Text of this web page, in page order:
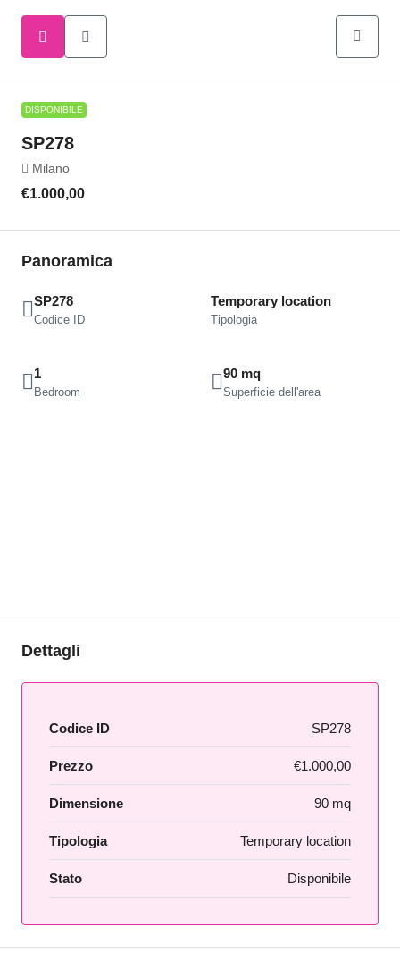
DISPONIBILE
SP278
Milano
€1.000,00
Panoramica
SP278
Codice ID
Temporary location
Tipologia
1
Bedroom
90 mq
Superficie dell'area
Dettagli
Codice ID SP278
Prezzo €1.000,00
Dimensione 90 mq
Tipologia Temporary location
Stato Disponibile